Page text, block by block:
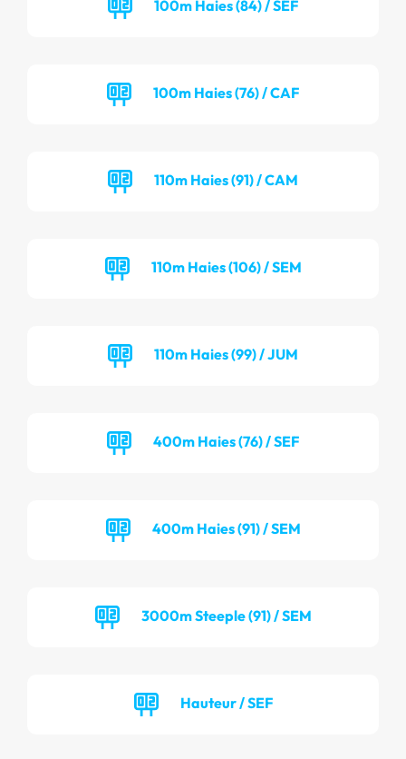
100m Haies (84) / SEF
100m Haies (76) / CAF
110m Haies (91) / CAM
110m Haies (106) / SEM
110m Haies (99) / JUM
400m Haies (76) / SEF
400m Haies (91) / SEM
3000m Steeple (91) / SEM
Hauteur / SEF